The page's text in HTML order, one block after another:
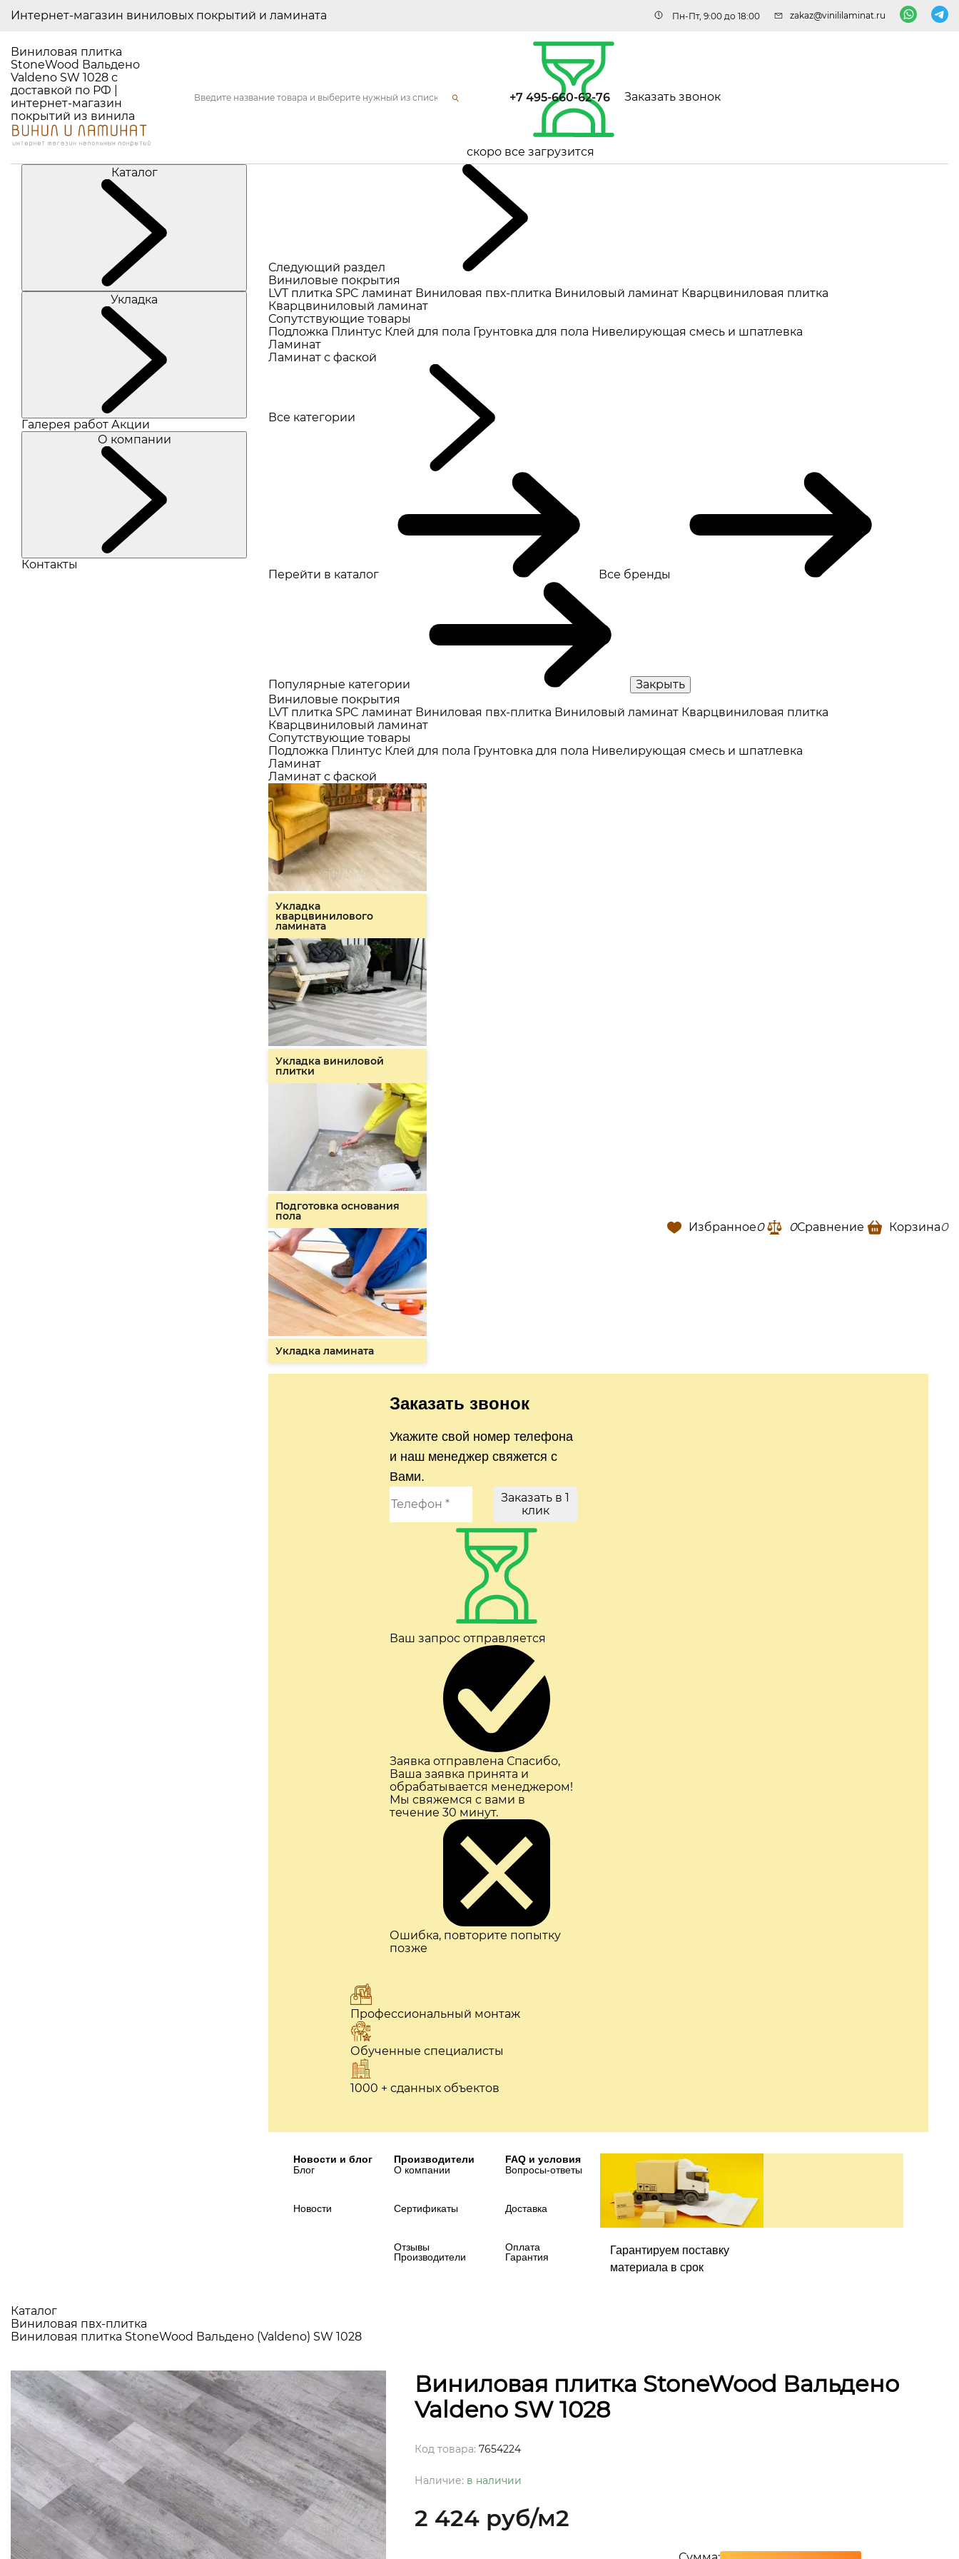
Интернет-магазин виниловых покрытий и ламината Пн-Пт, 9:00 до 18:00 zakaz@vinililaminat.ru
Виниловая плитка
StoneWood Вальдено
Valdeno SW 1028 с
доставкой по РФ |
интернет-магазин
покрытий из винила
скоро все загрузится
+7 495-660-62-76 Заказать звонок
Каталог
Укладка
Галерея работ Акции
О компании
Контакты
Следующий раздел
Виниловые покрытия
LVT плитка SPC ламинат Виниловая пвх-плитка Виниловый ламинат Кварцвиниловая плитка
Кварцвиниловый ламинат
Сопутствующие товары
Подложка Плинтус Клей для пола Грунтовка для пола Нивелирующая смесь и шпатлевка
Ламинат
Ламинат с фаской
Все катeгории
Перейти в каталог Все бренды
Популярные категории
Закрыть
Виниловые покрытия
LVT плитка SPC ламинат Виниловая пвх-плитка Виниловый ламинат Кварцвиниловая плитка
Кварцвиниловый ламинат
Сопутствующие товары
Подложка Плинтус Клей для пола Грунтовка для пола Нивелирующая смесь и шпатлевка
Ламинат
Ламинат с фаской
Укладка
кварцвинилового
ламината
Укладка виниловой
плитки
Подготовка основания
пола
Укладка ламината
Заказать звонок
Укажите свой номер телефона
и наш менеджер свяжется с
Вами.
Заказать в 1
клик
Ваш запрос отправляется
Заявка отправлена Спасибо,
Ваша заявка принята и
обрабатывается менеджером!
Мы свяжемся с вами в
течение 30 минут.
Ошибка, повторите попытку
позже
Профессиональный монтаж
Обученные специалисты
1000 + сданных объектов
Новости и блог
Блог
Новости
Производители
О компании
Сертификаты
Отзывы
Производители
FAQ и условия
Вопросы-ответы
Доставка
Оплата
Гарантия
Гарантируем поставку
материала в срок
Избранное0 0Сравнение Корзина0
Каталог
Виниловая пвх-плитка
Виниловая плитка StoneWood Вальдено (Valdeno) SW 1028
Виниловая плитка StoneWood Вальдено
Valdeno SW 1028
Код товара: 7654224
Наличие: в наличии
2 424 руб/м2